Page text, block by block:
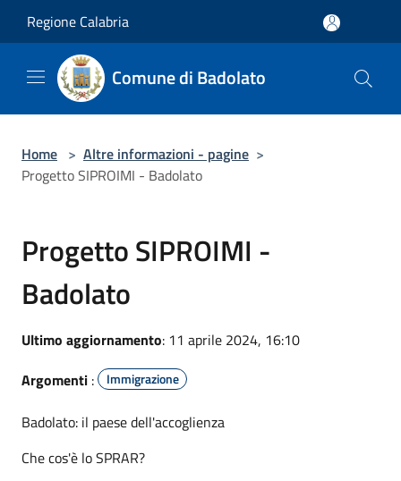
Regione Calabria
Comune di Badolato
Home > Altre informazioni - pagine >
Progetto SIPROIMI - Badolato
Progetto SIPROIMI -
Badolato
Ultimo aggiornamento: 11 aprile 2024, 16:10
Argomenti : Immigrazione
Badolato: il paese dell'accoglienza
Che cos'è lo SPRAR?